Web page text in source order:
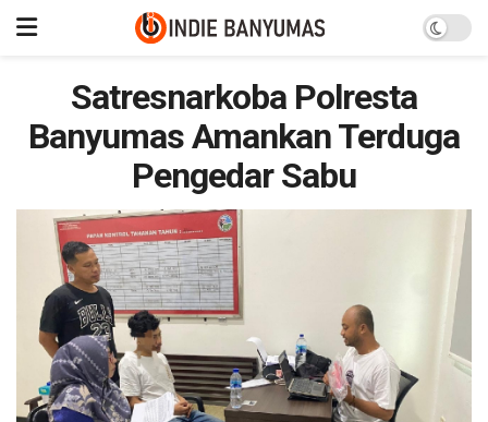
Satresnarkoba Polresta
Banyumas Amankan Terduga
Pengedar Sabu